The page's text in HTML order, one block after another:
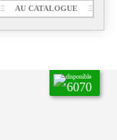
Ξ AU CATALOGUE Ξ
disponible
6070